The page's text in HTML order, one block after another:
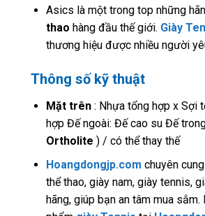
Asics là một trong top những
thao hàng đầu thế giới. Giày
thương hiệu được nhiều người
Thông số kỹ thuật
Mặt trên: Nhựa tổng hợp x Sợi
hợp Đế ngoài: Đế cao su Đế
Ortholite ) / có thể thay thế
Hoangdongjp.com chuyên
thể thao, giày nam, giày tennis,
hãng, giúp bạn an tâm mua